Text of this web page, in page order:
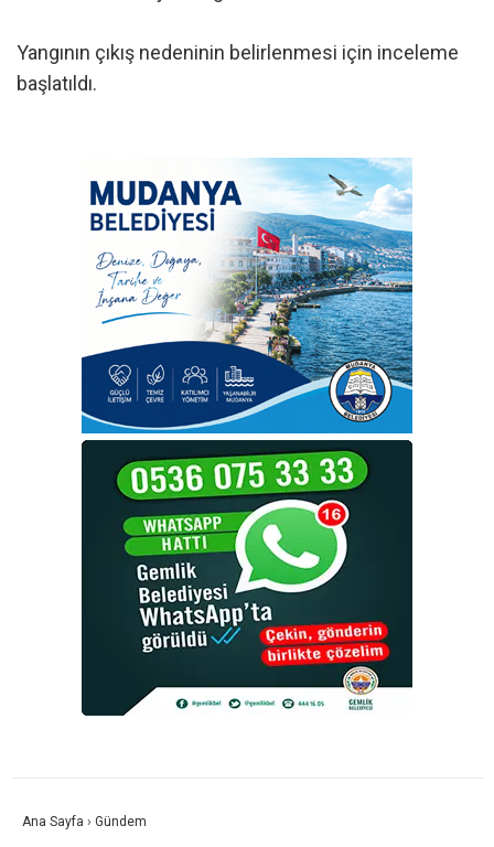
Yangının çıkış nedeninin belirlenmesi için inceleme
başlatıldı.
Ana Sayfa › Gündem